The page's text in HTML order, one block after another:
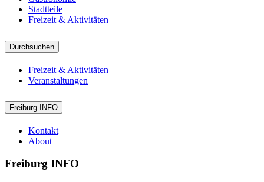
Stadtteile
Freizeit & Aktivitäten
Durchsuchen
Freizeit & Aktivitäten
Veranstaltungen
Freiburg INFO
Kontakt
About
Freiburg INFO